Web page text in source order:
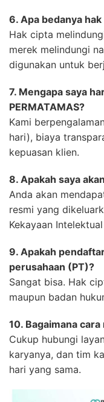
6. Apa bedanya
Hak cipta
merek melindungi
digunakan untuk
7. Mengapa saya
PERMATAMAS?
Kami
hari), biaya
kepuasan klien.
8. Apakah saya
Anda akan
resmi yang
Kekayaan
9. Apakah
perusahaan (PT)?
Sangat bisa. Hak
maupun badan
10. Bagaimana
Cukup hubungi
karyanya, dan tim
hari yang sama.